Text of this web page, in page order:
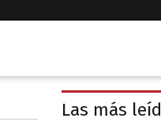
Las más